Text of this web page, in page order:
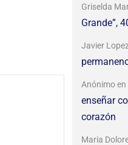
Griselda
Grande”,
Javier
Anónimoen
enseñar
corazón
Maria